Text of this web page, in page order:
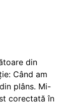
din
Când am
plâns. Mi-
corectată în